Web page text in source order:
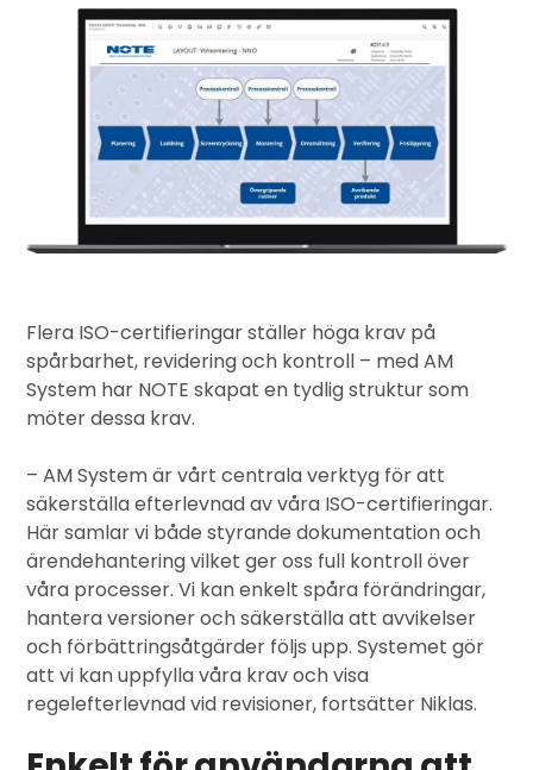
Flera ISO-certifieringar ställer höga krav på
spårbarhet, revidering och kontroll – med AM
System har NOTE skapat en tydlig struktur som
möter dessa krav.
– AM System är vårt centrala verktyg för att
säkerställa efterlevnad av våra ISO-certifieringar.
Här samlar vi både styrande dokumentation och
ärendehantering vilket ger oss full kontroll över
våra processer. Vi kan enkelt spåra förändringar,
hantera versioner och säkerställa att avvikelser
och förbättringsåtgärder följs upp. Systemet gör
att vi kan uppfylla våra krav och visa
regelefterlevnad vid revisioner, fortsätter Niklas.